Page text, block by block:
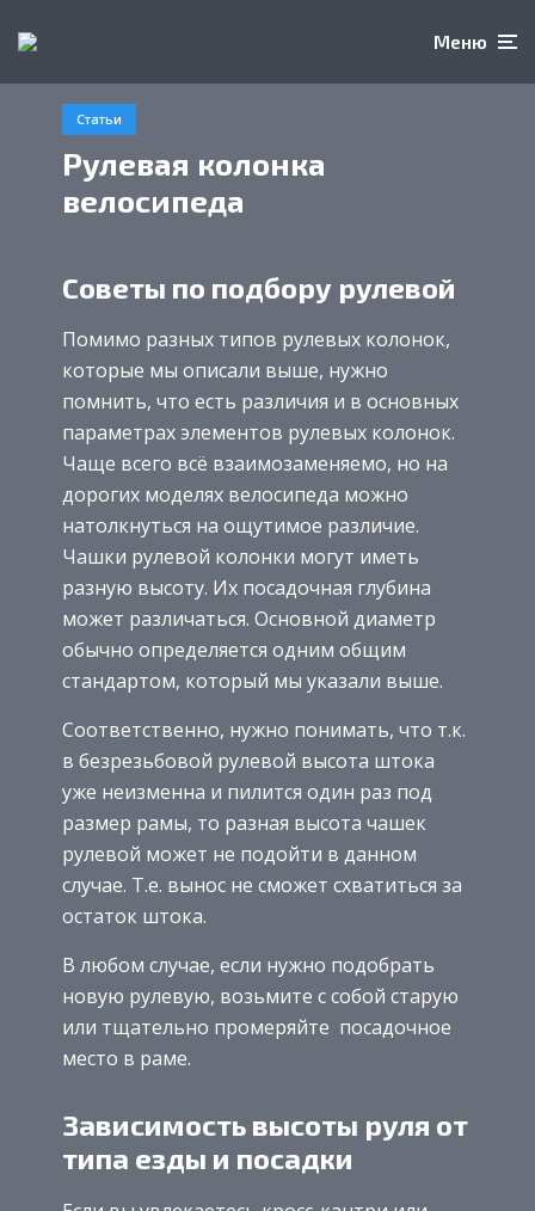
Меню
Статьи
Рулевая колонка
велосипеда
Советы по подбору рулевой
Помимо разных типов рулевых колонок,
которые мы описали выше, нужно
помнить, что есть различия и в основных
параметрах элементов рулевых колонок.
Чаще всего всё взаимозаменяемо, но на
дорогих моделях велосипеда можно
натолкнуться на ощутимое различие.
Чашки рулевой колонки могут иметь
разную высоту. Их посадочная глубина
может различаться. Основной диаметр
обычно определяется одним общим
стандартом, который мы указали выше.
Соответственно, нужно понимать, что т.к.
в безрезьбовой рулевой высота штока
уже неизменна и пилится один раз под
размер рамы, то разная высота чашек
рулевой может не подойти в данном
случае. Т.е. вынос не сможет схватиться за
остаток штока.
В любом случае, если нужно подобрать
новую рулевую, возьмите с собой старую
или тщательно промеряйте посадочное
место в раме.
Зависимость высоты руля от
типа езды и посадки